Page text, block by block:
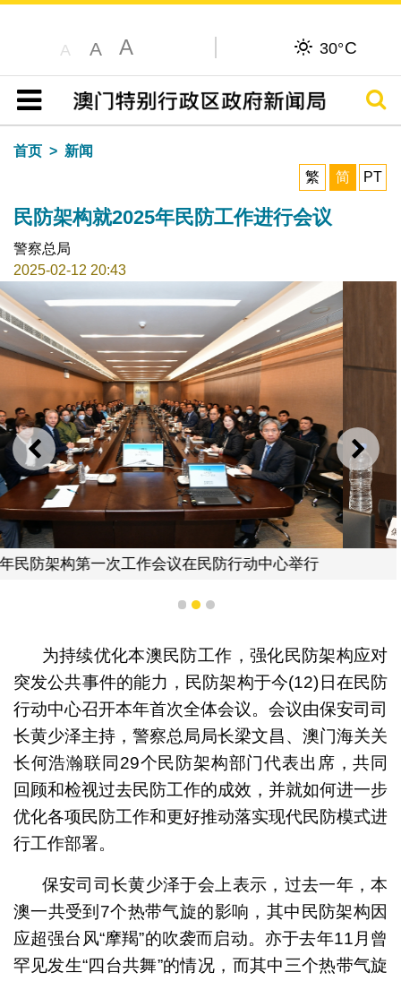
A A A 30°C
目录
搜寻
首页
新闻
繁
简 PT
民防架构就2025年民防工作进行会议
警察总局
2025-02-12 20:43
上一则 下一
保安司司长黄少泽主持会议
1 2 3
为持续优化本澳民防工作，强化民防架构应对
突发公共事件的能力，民防架构于今(12)日在民防
行动中心召开本年首次全体会议。会议由保安司司
长黄少泽主持，警察总局局长梁文昌、澳门海关关
长何浩瀚联同29个民防架构部门代表出席，共同
回顾和检视过去民防工作的成效，并就如何进一步
优化各项民防工作和更好推动落实现代民防模式进
行工作部署。
保安司司长黄少泽于会上表示，过去一年，本
澳一共受到7个热带气旋的影响，其中民防架构因
应超强台风“摩羯”的吹袭而启动。亦于去年11月曾
罕见发生“四台共舞”的情况，而其中三个热带气旋